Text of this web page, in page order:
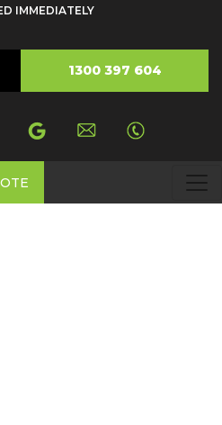
IMMEDIATELY
1300 397 604